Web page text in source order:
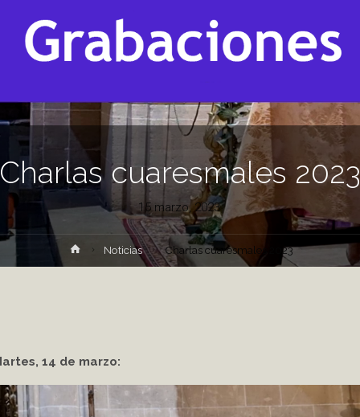
Charlas cuaresmales 2023
15 marzo, 2023
InicioNoticias Charlas cuaresmales 2023
14 de marzo: